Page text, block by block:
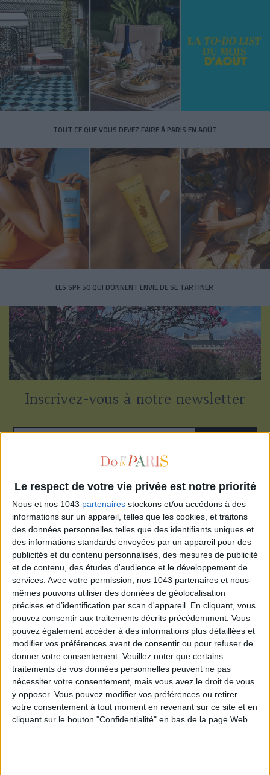
Le respect de votre vie privée est notre priorité
Nous et nos 1043 partenaires stockons et/ou accédons à des
informations sur un appareil, telles que les cookies, et traitons
des données personnelles telles que des identifiants uniques et
des informations standards envoyées par un appareil pour des
publicités et du contenu personnalisés, des mesures de publicité
et de contenu, des études d'audience et le développement de
services. Avec votre permission, nos 1043 partenaires et nous-
mêmes pouvons utiliser des données de géolocalisation
précises et d’identification par scan d'appareil. En cliquant, vous
pouvez consentir aux traitements décrits précédemment. Vous
pouvez également accéder à des informations plus détaillées et
modifier vos préférences avant de consentir ou pour refuser de
donner votre consentement. Veuillez noter que certains
traitements de vos données personnelles peuvent ne pas
nécessiter votre consentement, mais vous avez le droit de vous
y opposer. Vous pouvez modifier vos préférences ou retirer
votre consentement à tout moment en revenant sur ce site et en
cliquant sur le bouton "Confidentialité" en bas de la page Web.
TOUT CE QUE VOUS DEVEZ FAIRE À PARIS EN AOÛT
LES SPF 50 QUI DONNENT ENVIE DE SE TARTINER
Inscrivez-vous à notre newsletter
LES MEILLEURS HÔTELS POUR UN WEEK-END SPA ET GASTRONOMIE